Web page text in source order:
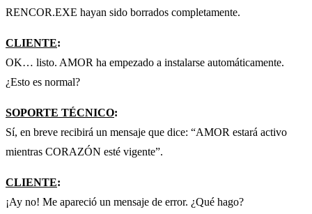
RENCOR.EXE hayan sido borrados completamente.
CLIENTE:
OK… listo. AMOR ha empezado a instalarse automáticamente.
¿Esto es normal?
SOPORTE TÉCNICO:
Sí, en breve recibirá un mensaje que dice: “AMOR estará activo
mientras CORAZÓN esté vigente”.
CLIENTE:
¡Ay no! Me apareció un mensaje de error. ¿Qué hago?